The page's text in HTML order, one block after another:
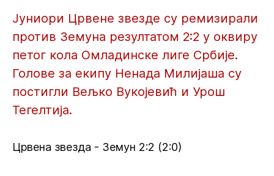
Јуниори Црвене звезде су ремизирали
против Земуна резултатом 2:2 у оквиру
петог кола Омладинске лиге Србије.
Голове за екипу Ненада Милијаша су
постигли Вељко Вукојевић и Урош
Тегелтија.
Црвена звезда - Земун 2:2 (2:0)